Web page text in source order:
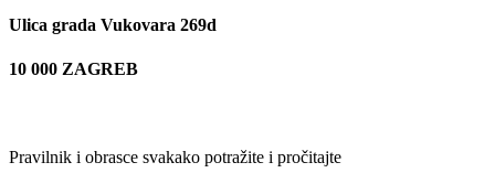
Ulica grada Vukovara 269d
10 000 ZAGREB
Pravilnik i obrasce svakako potražite i pročitajte